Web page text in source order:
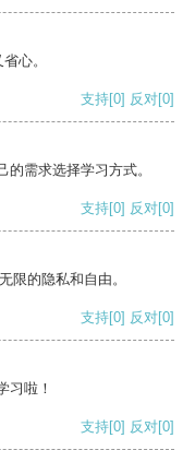
心。
支持[0] 反对[0]
需求选择学习方式。
支持[0] 反对[0]
限的隐私和自由。
支持[0] 反对[0]
习啦！
支持[0] 反对[0]